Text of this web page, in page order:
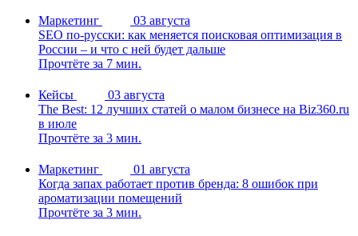
Маркетинг
03 августа
SEO по-русски: как меняется поисковая оптимизация в
России – и что с ней будет дальше
Прочтёте за 7 мин.
Кейсы
03 августа
The Best: 12 лучших статей о малом бизнесе на Biz360.ru
в июле
Прочтёте за 3 мин.
Маркетинг
01 августа
Когда запах работает против бренда: 8 ошибок при
ароматизации помещений
Прочтёте за 3 мин.